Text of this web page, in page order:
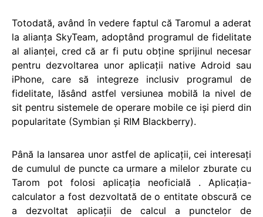
Totodată, având în vedere faptul că Taromul a aderat
la alianţa SkyTeam, adoptând programul de fidelitate
al alianţei, cred că ar fi putu obţine sprijinul necesar
pentru dezvoltarea unor aplicaţii native Adroid sau
iPhone, care să integreze inclusiv programul de
fidelitate, lăsând astfel versiunea mobilă la nivel de
sit pentru sistemele de operare mobile ce işi pierd din
popularitate (Symbian şi RIM Blackberry).
Până la lansarea unor astfel de aplicaţii, cei interesaţi
de cumulul de puncte ca urmare a milelor zburate cu
Tarom pot folosi aplicaţia neoficială . Aplicaţia-
calculator a fost dezvoltată de o entitate obscură ce
a dezvoltat aplicaţii de calcul a punctelor de